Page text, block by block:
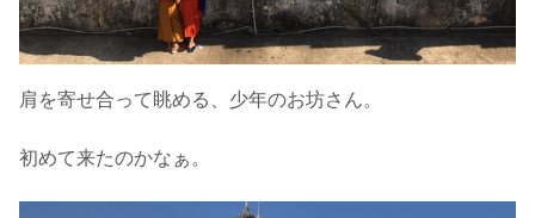
肩を寄せ合って眺める、少年のお坊さん。
初めて来たのかなぁ。